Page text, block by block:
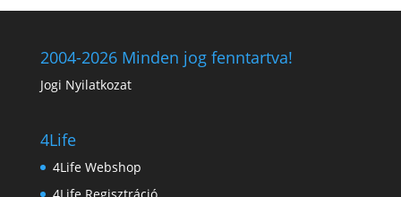
2004-2026 Minden jog fenntartva!
Jogi Nyilatkozat
4Life
4Life Webshop